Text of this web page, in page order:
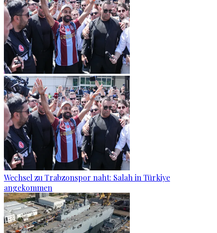
Wechsel zu Trabzonspor naht: Salah in Türkiye
angekommen